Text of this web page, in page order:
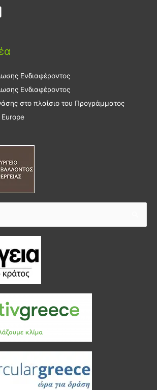
Ενδιαφέροντος
Ενδιαφέροντος
στο πλαίσιο του Προγράμματος